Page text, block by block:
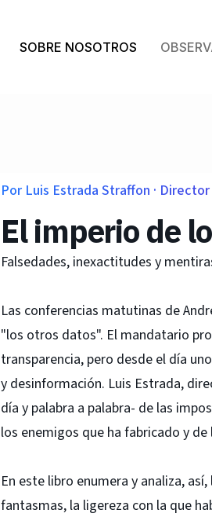
SOBRE NOSOTROS
Por Luis Estrada Straffon ·
El imperio de
Falsedades, inexactitudes y
Las conferencias matutinas de
"los otros datos". El mandatario
transparencia, pero desde el día
y desinformación. Luis Estrada,
día y palabra a palabra- de las
los enemigos que ha fabricado y
En este libro enumera y analiza,
fantasmas, la ligereza con la que